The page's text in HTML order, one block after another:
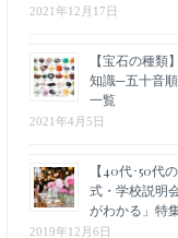
2021年12月17日
【宝石の種類
知識─五十音
一覧
2021年4月5日
【40代･50代
式・学校説明
がわかる」特
2019年12月6日